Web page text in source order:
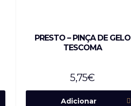
PRESTO – PINÇA DE GELO
TESCOMA
5,75€
Adicionar